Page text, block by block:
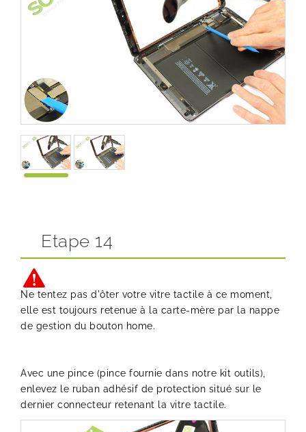
Etape 14
Ne tentez pas d'ôter votre vitre tactile à ce moment,
elle est toujours retenue à la carte-mère par la nappe
de gestion du bouton home.
Avec une pince (pince fournie dans notre kit outils),
enlevez le ruban adhésif de protection situé sur le
dernier connecteur retenant la vitre tactile.